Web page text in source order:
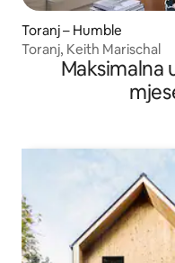
Toranj – Humble
Toranj, Keith Marischal
Maksimalna